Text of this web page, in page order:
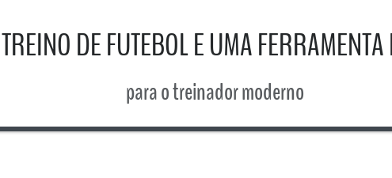
DE FUTEBOL E UMA
para o treinador moderno